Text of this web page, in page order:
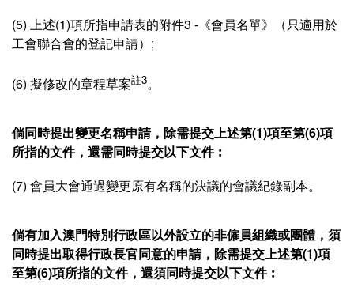
(5) 上述(1)項所指申請表的附件3 -《會員名單》（只適用於
工會聯合會的登記申請）;
(6) 擬修改的章程草案註3。
倘同時提出變更名稱申請，除需提交上述第(1)項至第(6)項
所指的文件，還需同時提交以下文件︰
(7) 會員大會通過變更原有名稱的決議的會議紀錄副本。
倘有加入澳門特別行政區以外設立的非僱員組織或團體，須
同時提出取得行政長官同意的申請，除需提交上述第(1)項
至第(6)項所指的文件，還須同時提交以下文件︰